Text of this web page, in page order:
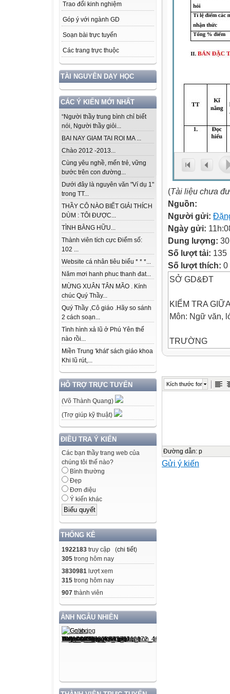
Trao đổi kinh nghiệm
Góp ý với ngành GD
Soạn bài trực tuyến
Các trang trực thuộc
TÀI NGUYÊN DẠY HỌC
CÁC Ý KIẾN MỚI NHẤT
“Người thầy trung bình chỉ biết
nói, Người thầy giỏi...
BAI NAY GIAM TAI ROI MA ...
Chào 2012 -2013...
Cùng yêu nghề, mến trẻ, vững
bước trên con đường...
Dưới đây là nguyên văn "Ví dụ 1"
trong TT...
THẦY CÔ NÀO BIẾT GIẢI THÍCH
DÙM : TÔI ĐƯỢC...
TÌNH BẰNG HỮU...
Thành viên tích cực Điểm số:
102 ...
Website cá nhân tiêu biểu * * *...
Năm mơi hanh phuc thanh đat...
MỪNG XUÂN TÂN MÃO . Kính
chúc Quý Thầy...
Quý Thầy ,Cô giáo .Hãy so sánh
2 cách soạn...
Tình hình xả lũ ở Phú Yên thế
nào rồi...
Miền Trung 'khát' sách giáo khoa
Khi lũ rút,...
HỖ TRỢ TRỰC TUYẾN
(Võ Thành Quang)
(Trợ giúp kỹ thuật)
ĐIỀU TRA Ý KIẾN
Các bạn thầy trang web của
chúng tôi thế nào?
Bình thường
Đẹp
Đơn điệu
Ý kiến khác
THỐNG KÊ
1922183 truy cập (chi tiết)
305 trong hôm nay
3830981 lượt xem
315 trong hôm nay
907 thành viên
ẢNH NGẪU NHIÊN
(Tài liệu chưa
Nguồn:
Người gửi:
Ngày gửi:
Dung lượng:
Số lượt tải: 135
Số lượt thích: 0
SỞ GD&ĐT
KIỂM TRA
Môn: Ngữ văn,
TRƯỜNG
TT
năng
Kích thước font
Đường dẫn: p
Gửi ý kiến